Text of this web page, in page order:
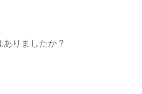
りましたか？